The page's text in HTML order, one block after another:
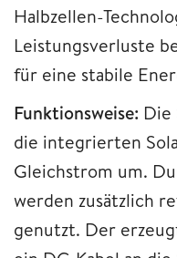
Halbzellen-
Leistungsverluste
für eine stabile
Funktionsweise: Die
die integrierten
Gleichstrom um.
werden zusätzlich
genutzt. Der